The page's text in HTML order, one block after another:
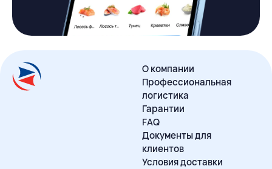
О компании
Профессиональная
логистика
Гарантии
FAQ
Документы для
клиентов
Условия доставки